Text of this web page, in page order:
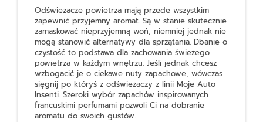
Odświeżacze powietrza mają przede wszystkim
zapewnić przyjemny aromat. Są w stanie skutecznie
zamaskować nieprzyjemną woń, niemniej jednak nie
mogą stanowić alternatywy dla sprzątania. Dbanie o
czystość to podstawa dla zachowania świeżego
powietrza w każdym wnętrzu. Jeśli jednak chcesz
wzbogacić je o ciekawe nuty zapachowe, wówczas
sięgnij po któryś z odświeżaczy z linii Moje Auto
Insenti. Szeroki wybór zapachów inspirowanych
francuskimi perfumami pozwoli Ci na dobranie
aromatu do swoich gustów.